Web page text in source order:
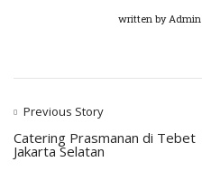
written byAdmin
Previous Story
Catering Prasmanan di Tebet
Jakarta Selatan